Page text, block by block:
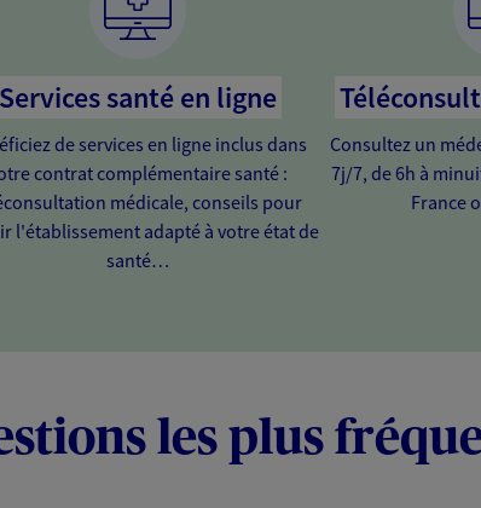
Services santé en ligne
de services en ligne inclus dans
contrat complémentaire santé :
médicale, conseils pour
l'établissement adapté à votre état de
santé…
Consultez un
7j/7, de 6h à
France
les plus